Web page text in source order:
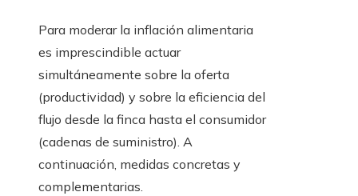
Para moderar la inflación alimentaria
es imprescindible actuar
simultáneamente sobre la oferta
(productividad) y sobre la eficiencia del
flujo desde la finca hasta el consumidor
(cadenas de suministro). A
continuación, medidas concretas y
complementarias.